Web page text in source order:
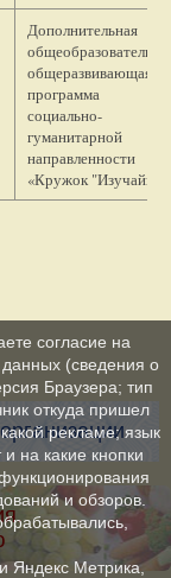
Дополнительная
общеразвивающая
программа
социально-
гуманитарной
направленности
«Кружок
согласие на
данных (сведения о
Браузера; тип
откуда пришел
рекламе; язык
на какие кнопки
и обзоров.
Яндекс Метрика,